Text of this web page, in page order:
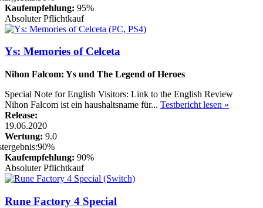
Kaufempfehlung: 95%
Absoluter Pflichtkauf
Ys: Memories of Celceta
Nihon Falcom: Ys und The Legend of Heroes
Special Note for English Visitors: Link to the English Review
Nihon Falcom ist ein haushaltsname für... Testbericht lesen »
Release:
19.06.2020
Wertung: 9.0
Kaufempfehlung: 90%
Absoluter Pflichtkauf
Rune Factory 4 Special